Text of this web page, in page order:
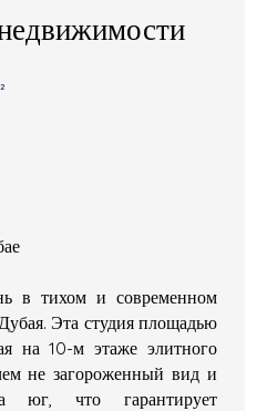
в тихом и современном
Эта студия площадью
на 10-м этаже элитного
не загороженный вид и
юг, что гарантирует